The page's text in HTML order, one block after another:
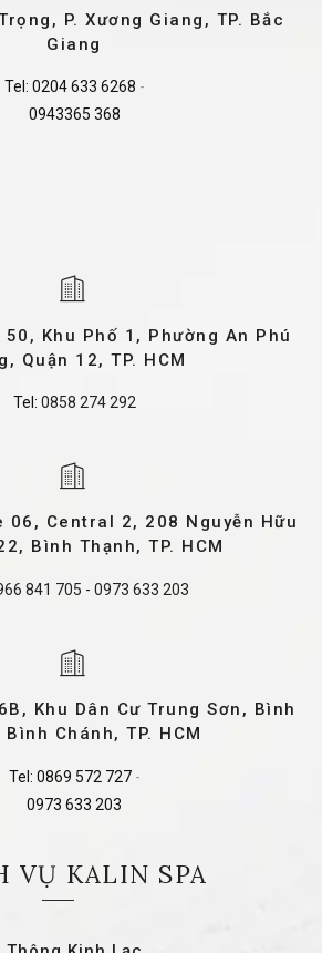
P. Xương Giang, TP. Bắc
Giang
Tel: 0204 633 6268 -
0943365 368
50, Khu Phố 1, Phường An Phú
Quận 12, TP. HCM
Tel: 0858 274 292
06, Central 2, 208 Nguyễn Hữu
Bình Thạnh, TP. HCM
841 705 - 0973 633 203
Khu Dân Cư Trung Sơn, Bình
Bình Chánh, TP. HCM
Tel: 0869 572 727 -
0973 633 203
VỤ KALIN SPA